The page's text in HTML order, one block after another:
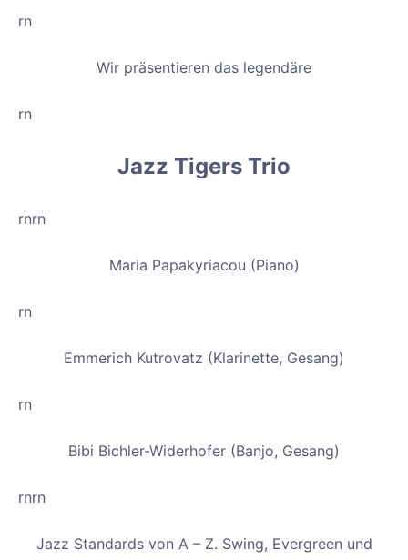
rn
Wir präsentieren das legendäre
rn
Jazz Tigers Trio
rnrn
Maria Papakyriacou (Piano)
rn
Emmerich Kutrovatz (Klarinette, Gesang)
rn
Bibi Bichler-Widerhofer (Banjo, Gesang)
rnrn
Jazz Standards von A – Z. Swing, Evergreen und